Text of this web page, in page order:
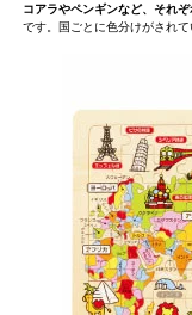
コアラやペンギンなど、それ
です。国ごとに色分けがされ